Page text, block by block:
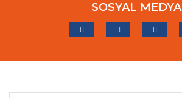
SOSYAL MEDYA